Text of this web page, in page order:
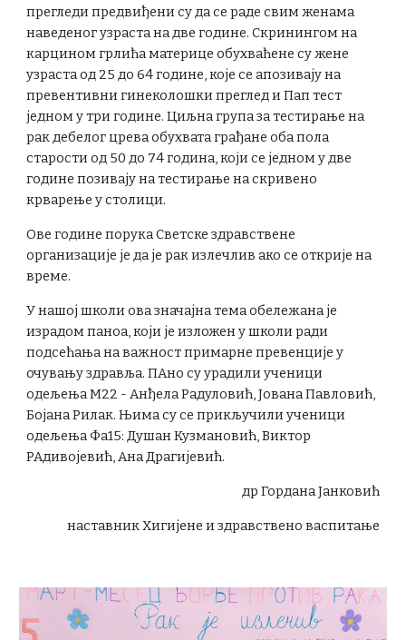
прегледи предвиђени су да се раде свим женама
наведеног узраста на две године. Скринингом на
карцином грлића материце обухваћене су жене
узраста од 25 до 64 године, које се апозивају на
превентивни гинеколошки преглед и Пап тест
једном у три године. Циљна група за тестирање на
рак дебелог црева обухвата грађане оба пола
старости од 50 до 74 година, који се једном у две
године позивају на тестирање на скривено
крварење у столици.
Ове године порука Светске здравствене
организације је да је рак излечлив ако се открије на
време.
У нашој школи ова значајна тема обележана је
израдом паноа, који је изложен у школи ради
подсећања на важност примарне превенције у
очувању здравља. ПАно су урадили ученици
одељења М22 - Анђела Радуловић, Јована Павловић,
Бојана Рилак. Њима су се прикључили ученици
одељења Фа15: Душан Кузмановић, Виктор
РАдивојевић, Ана Драгијевић.
др Гордана Јанковић
наставник Хигијене и здравствено васпитање